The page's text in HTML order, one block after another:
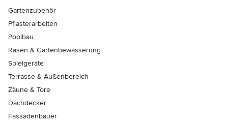
Gartenzubehör
Pflasterarbeiten
Poolbau
Rasen & Gartenbewässerung
Spielgeräte
Terrasse & Außenbereich
Zäune & Tore
Dachdecker
Fassadenbauer